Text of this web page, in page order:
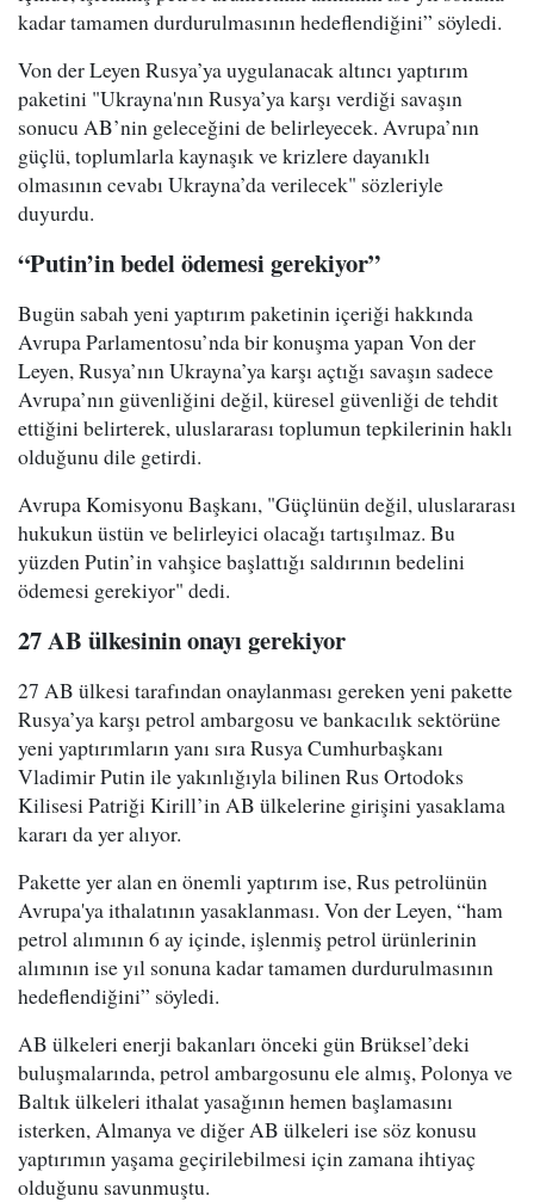
kadar tamamen durdurulmasının hedeflendiğini” söyledi.
Von der Leyen Rusya’ya uygulanacak altıncı yaptırım
paketini "Ukrayna'nın Rusya’ya karşı verdiği savaşın
sonucu AB’nin geleceğini de belirleyecek. Avrupa’nın
güçlü, toplumlarla kaynaşık ve krizlere dayanıklı
olmasının cevabı Ukrayna’da verilecek" sözleriyle
duyurdu.
“Putin’in bedel ödemesi gerekiyor”
Bugün sabah yeni yaptırım paketinin içeriği hakkında
Avrupa Parlamentosu’nda bir konuşma yapan Von der
Leyen, Rusya’nın Ukrayna’ya karşı açtığı savaşın sadece
Avrupa’nın güvenliğini değil, küresel güvenliği de tehdit
ettiğini belirterek, uluslararası toplumun tepkilerinin haklı
olduğunu dile getirdi.
Avrupa Komisyonu Başkanı, "Güçlünün değil, uluslararası
hukukun üstün ve belirleyici olacağı tartışılmaz. Bu
yüzden Putin’in vahşice başlattığı saldırının bedelini
ödemesi gerekiyor" dedi.
27 AB ülkesinin onayı gerekiyor
27 AB ülkesi tarafından onaylanması gereken yeni pakette
Rusya’ya karşı petrol ambargosu ve bankacılık sektörüne
yeni yaptırımların yanı sıra Rusya Cumhurbaşkanı
Vladimir Putin ile yakınlığıyla bilinen Rus Ortodoks
Kilisesi Patriği Kirill’in AB ülkelerine girişini yasaklama
kararı da yer alıyor.
Pakette yer alan en önemli yaptırım ise, Rus petrolünün
Avrupa'ya ithalatının yasaklanması. Von der Leyen, “ham
petrol alımının 6 ay içinde, işlenmiş petrol ürünlerinin
alımının ise yıl sonuna kadar tamamen durdurulmasının
hedeflendiğini” söyledi.
AB ülkeleri enerji bakanları önceki gün Brüksel’deki
buluşmalarında, petrol ambargosunu ele almış, Polonya ve
Baltık ülkeleri ithalat yasağının hemen başlamasını
isterken, Almanya ve diğer AB ülkeleri ise söz konusu
yaptırımın yaşama geçirilebilmesi için zamana ihtiyaç
olduğunu savunmuştu.